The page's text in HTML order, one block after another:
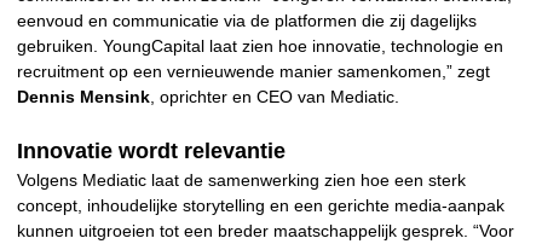
eenvoud en communicatie via de platformen die zij dagelijks
gebruiken. YoungCapital laat zien hoe innovatie, technologie en
recruitment op een vernieuwende manier samenkomen,” zegt
Dennis Mensink, oprichter en CEO van Mediatic.
Innovatie wordt relevantie
Volgens Mediatic laat de samenwerking zien hoe een sterk
concept, inhoudelijke storytelling en een gerichte media-aanpak
kunnen uitgroeien tot een breder maatschappelijk gesprek. “Voor